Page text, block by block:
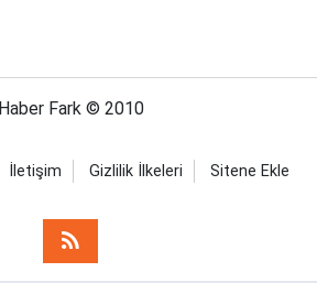
Haber Fark © 2010
İletişim Gizlilik İlkeleri Sitene Ekle